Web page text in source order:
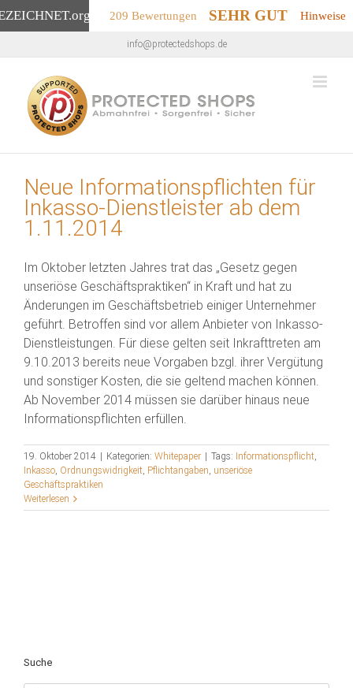
.org 209 Bewertungen SEHR GUT Hinweise
Inhalt
springen
info@protectedshops.de
Neue Informationspflichten für
Inkasso-Dienstleister ab dem
1.11.2014
Im Oktober letzten Jahres trat das „Gesetz gegen
unseriöse Geschäftspraktiken“ in Kraft und hat zu
Änderungen im Geschäftsbetrieb einiger Unternehmer
geführt. Betroffen sind vor allem Anbieter von Inkasso-
Dienstleistungen. Für diese gelten seit Inkrafttreten am
9.10.2013 bereits neue Vorgaben bzgl. ihrer Vergütung
und sonstiger Kosten, die sie geltend machen können.
Ab November 2014 müssen sie darüber hinaus neue
Informationspflichten erfüllen.
19. Oktober 2014 Kategorien: Whitepaper Tags: Informationspflicht,
Inkasso, Ordnungswidrigkeit, Pflichtangaben, unseriöse
Geschäftspraktiken
Weiterlesen
Suche